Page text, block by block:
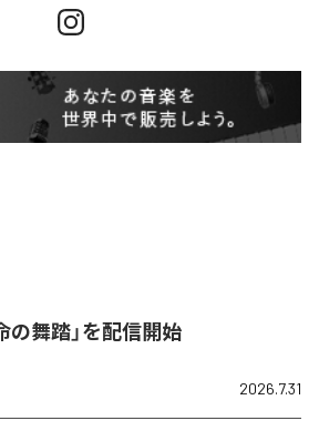
の舞踏」を配信開始
2026.7.31